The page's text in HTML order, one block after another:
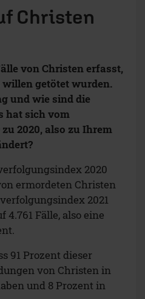
Christen
von Christen erfasst,
willen getötet wurden.
und wie sind die
hat sich vom
2020, also zu Ihrem
2020
ermordeten Christen
2021
4.761 Fälle, also eine
91 Prozent dieser
von Christen in
und 8 Prozent in